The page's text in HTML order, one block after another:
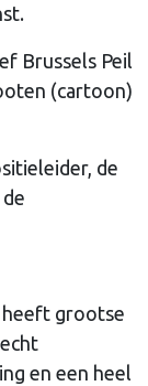
Brussels Peil
(cartoon)
de
heeft grootse
en een heel